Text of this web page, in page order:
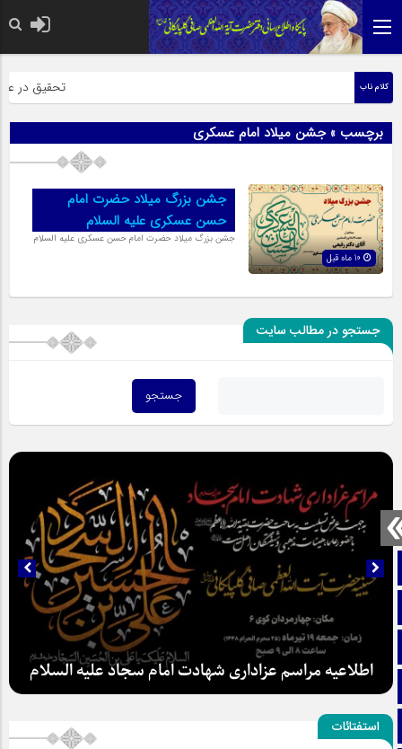
صفحه نخست
آپارات
اینستاگرام
کلام ناب تحقیق در
برچسب » جشن میلاد امام عسکری
جشن بزرگ میلاد حضرت امام
حسن عسکری علیه السلام
جشن بزرگ میلاد حضرت امام حسن عسکری علیه السلام
جستجو در مطالب سایت
اطلاعیه مراسم عزاداری شهادت امام سجاد علیه السلام
استفتائات